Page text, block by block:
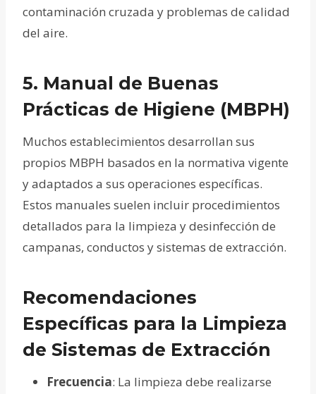
contaminación cruzada y problemas de calidad
del aire.
5. Manual de Buenas
Prácticas de Higiene (MBPH)
Muchos establecimientos desarrollan sus
propios MBPH basados en la normativa vigente
y adaptados a sus operaciones específicas.
Estos manuales suelen incluir procedimientos
detallados para la limpieza y desinfección de
campanas, conductos y sistemas de extracción.
Recomendaciones
Específicas para la Limpieza
de Sistemas de Extracción
Frecuencia: La limpieza debe realizarse